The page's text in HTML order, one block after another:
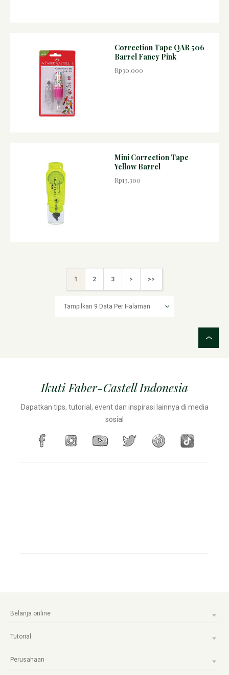
Correction Tape QAR 506
Barrel Fancy Pink
Rp30.000
Mini Correction Tape
Yellow Barrel
Rp13.300
1 2 3 > >>
Ikuti Faber-Castell Indonesia
Dapatkan tips, tutorial, event dan inspirasi lainnya di media
sosial
Belanja online
Tutorial
Perusahaan